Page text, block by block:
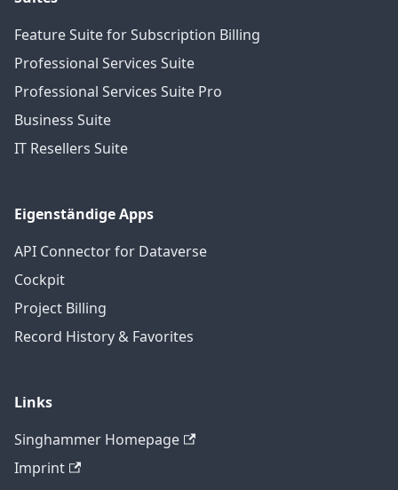
Feature Suite for Subscription Billing
Professional Services Suite
Professional Services Suite Pro
Business Suite
IT Resellers Suite
Eigenständige Apps
API Connector for Dataverse
Cockpit
Project Billing
Record History & Favorites
Links
Singhammer Homepage
Imprint